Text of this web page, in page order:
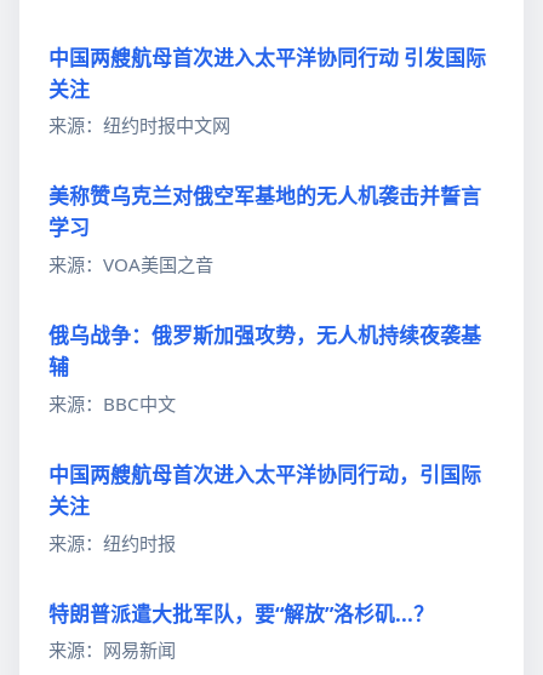
中国两艘航母首次进入太平洋协同行动 引发国际
关注
来源：纽约时报中文网
美称赞乌克兰对俄空军基地的无人机袭击并誓言
学习
来源：VOA美国之音
俄乌战争：俄罗斯加强攻势，无人机持续夜袭基
辅
来源：BBC中文
中国两艘航母首次进入太平洋协同行动，引国际
关注
来源：纽约时报
特朗普派遣大批军队，要“解放”洛杉矶...？
来源：网易新闻